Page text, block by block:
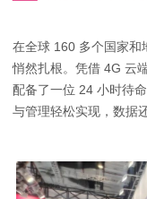
在全球 160 多个国家和
悄然扎根。凭借 4G 云
配备了一位 24 小时待
与管理轻松实现，数据